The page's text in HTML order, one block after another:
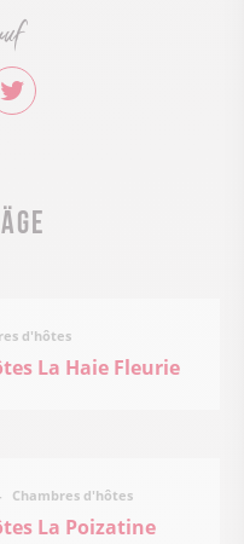
d'hôtes
La Haie Fleurie
Chambres d'hôtes
La Poizatine